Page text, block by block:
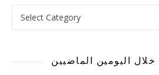
خلال اليومين الماضيين